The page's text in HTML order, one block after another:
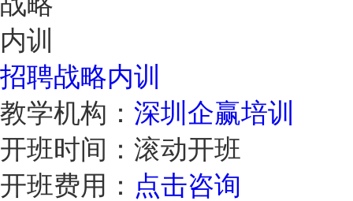
招聘战略内训
教学机构： 深圳企赢培训
开班时间： 滚动开班
开班费用： 点击咨询